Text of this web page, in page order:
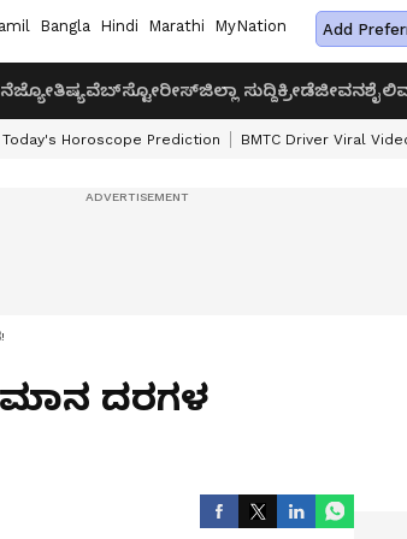
Bangla Hindi Marathi MyNation Add
ಜ್ಯೋತಿಷ್ಯವೆಬ್‌ಸ್ಟೋರೀಸ್ಜಿಲ್ಲಾ ಸುದ್ದಿಕ್ರೀಡೆಜೀವನಶೈಲಿ
Today's Horoscope Prediction BMTC Driver Viral
ದರಗಳ